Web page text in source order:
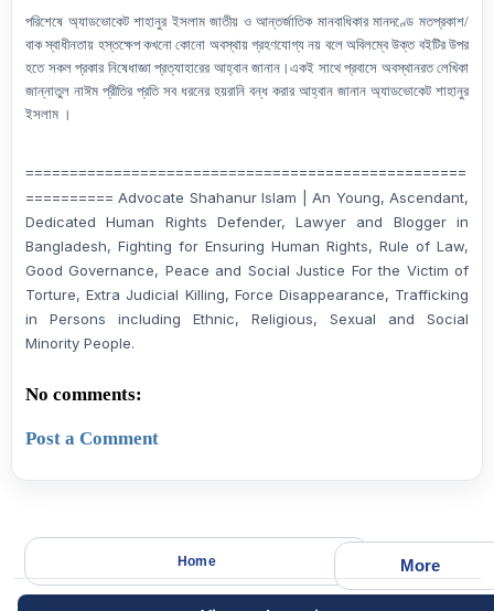
পরিশেষে অ্যাডভোকেট শাহানুর ইসলাম জাতীয় ও আন্তর্জাতিক মানবাধিকার মানদণ্ডে মতপ্রকাশ/
বাক স্বাধীনতায় হস্তক্ষেপ কখনো কোনো অবস্থায় গ্রহণযোগ্য নয় বলে অবিলম্বে উক্ত বইটির উপর
হতে সকল প্রকার নিষেধাজ্ঞা প্রত্যাহারের আহ্বান জানান।একই সাথে প্রবাসে অবস্থানরত লেখিকা
জান্নাতুল নাঈম প্রীতির প্রতি সব ধরনের হয়রানি বন্ধ করার আহ্বান জানান অ্যাডভোকেট শাহানুর
ইসলাম ।
==================================================
========== Advocate Shahanur Islam | An Young, Ascendant,
Dedicated Human Rights Defender, Lawyer and Blogger in
Bangladesh, Fighting for Ensuring Human Rights, Rule of Law,
Good Governance, Peace and Social Justice For the Victim of
Torture, Extra Judicial Killing, Force Disappearance, Trafficking
in Persons including Ethnic, Religious, Sexual and Social
Minority People.
No comments:
Post a Comment
More
Home